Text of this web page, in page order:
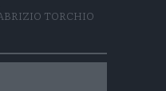
TORCHIO